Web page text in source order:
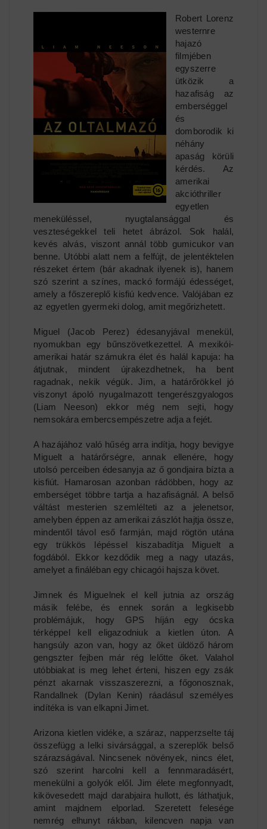
Robert Lorenz
westernre
hajazó
filmjében
egyszerre
ütközik a
hazafiság az
emberséggel
és
domborodik ki
néhány
apaság körüli
kérdés. Az
amerikai
akcióthriller
egyetlen
meneküléssel, nyugtalansággal és
veszteségekkel teli hetet ábrázol. Sok halál,
kevés alvás, viszont annál több gumicukor van
benne. Utóbbi alatt nem a felfújt, de jelentéktelen
részeket értem (bár akadnak ilyenek is), hanem
szó szerint a színes, mackó formájú édességet,
amely a főszereplő kisfiú kedvence. Valójában ez
az egyetlen gyermeki dolog, amit megőrizhetett.
Miguel (Jacob Perez) édesanyjával menekül,
nyomukban egy bűnszövetkezettel. A mexikói-
amerikai határ számukra élet és halál kapuja: ha
átjutnak, mindent újrakezdhetnek, ha bent
ragadnak, nekik végük. Jim, a határőrökkel jó
viszonyt ápoló nyugalmazott tengerészgyalogos
(Liam Neeson) ekkor még nem sejti, hogy
nemsokára embercsempészetre adja a fejét.
A hazájához való hűség arra indítja, hogy bevigye
Miguelt a határőrségre, annak ellenére, hogy
utolsó perceiben édesanyja az ő gondjaira bízta a
kisfiút. Hamarosan azonban rádöbben, hogy az
emberséget többre tartja a hazafiságnál. A belső
váltást mesterien szemlélteti az a jelenetsor,
amelyben éppen az amerikai zászlót hajtja össze,
mindentől távol eső farmján, majd rögtön utána
egy trükkös lépéssel kiszabadítja Miguelt a
fogdából. Ekkor kezdődik meg a nagy utazás,
amelyet a fináléban egy chicagói hajsza követ.
Jimnek és Miguelnek el kell jutnia az ország
másik felébe, és ennek során a legkisebb
problémájuk, hogy GPS híján egy ócska
térképpel kell eligazodniuk a kietlen úton. A
hangsúly azon van, hogy az őket üldöző három
gengszter fejben már rég lelőtte őket. Valahol
utóbbiakat is meg lehet érteni, hiszen egy zsák
pénzt akarnak visszaszerezni, a főgonosznak,
Randallnek (Dylan Kenin) ráadásul személyes
indítéka is van elkapni Jimet.
Arizona kietlen vidéke, a száraz, napperzselte táj
összefügg a lelki sivársággal, a szereplők belső
szárazságával. Nincsenek növények, nincs élet,
szó szerint harcolni kell a fennmaradásért,
menekülni a golyók elől. Jim élete megfonnyadt,
kikövesedett majd darabjaira hullott, és láthatjuk,
amint majdnem elporlad. Szeretett felesége
nemrég elhunyt rákban, kilencven napja van